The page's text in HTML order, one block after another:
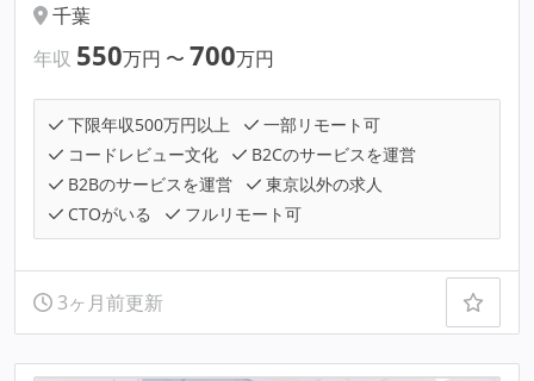
千葉
年収 550万円 〜 700万円
下限年収500万円以上
一部リモート可
コードレビュー文化
B2Cのサービスを運営
B2Bのサービスを運営
東京以外の求人
CTOがいる
フルリモート可
3ヶ月前更新